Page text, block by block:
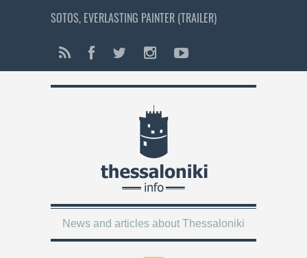
SOTOS, EVERLASTING PAINTER (TRAILER)
News and articles about Thessaloniki